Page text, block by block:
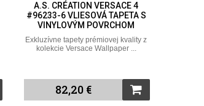
A.S. CRÉATION VERSACE 4
#96233-6 VLIESOVÁ TAPETA S
VINYLOVÝM POVRCHOM
Exkluzívne tapety prémiovej kvality z
kolekcie Versace Wallpaper ...
82,20 €